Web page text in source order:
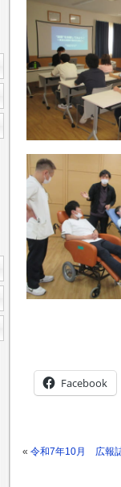
Facebook
« 令和7年10月 広報